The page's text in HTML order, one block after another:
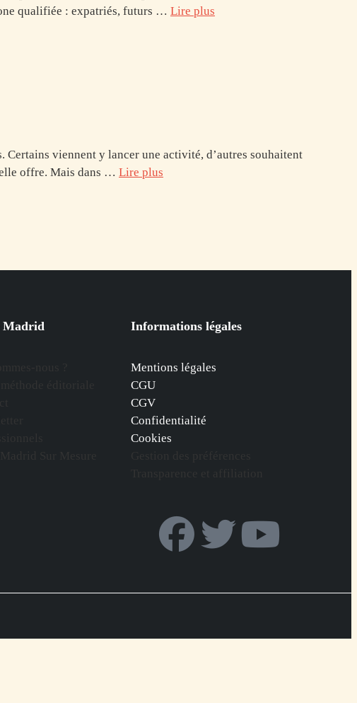
qualifiée : expatriés, futurs … Lire plus
viennent y lancer une activité, d’autres souhaitent
offre. Mais dans … Lire plus
Madrid Informations légales
Mentions légales
CGU
CGV
Confidentialité
Cookies